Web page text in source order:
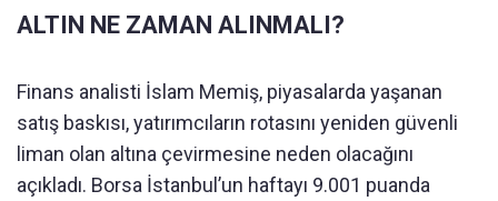
ALTIN NE ZAMAN ALINMALI?
Finans analisti İslam Memiş, piyasalarda yaşanan
satış baskısı, yatırımcıların rotasını yeniden güvenli
liman olan altına çevirmesine neden olacağını
açıkladı. Borsa İstanbul’un haftayı 9.001 puanda